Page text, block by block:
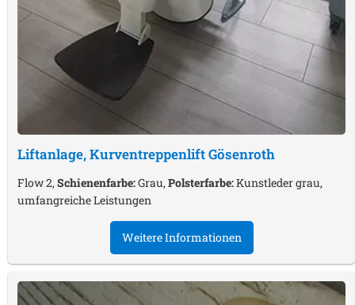
Liftanlage, KurventreppenliftGösenroth
Flow 2,Schienenfarbe:Grau,Polsterfarbe:Kunstleder grau,
umfangreiche Leistungen
Weitere Informationen